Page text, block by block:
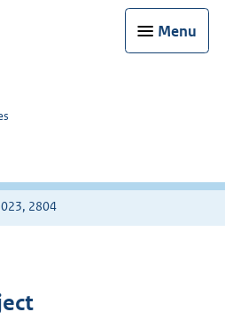
Menu
2804